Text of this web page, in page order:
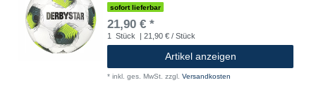
sofort lieferbar
21,90 € *
1 Stück | 21,90 € / Stück
Artikel anzeigen
* inkl. ges. MwSt. zzgl. Versandkosten